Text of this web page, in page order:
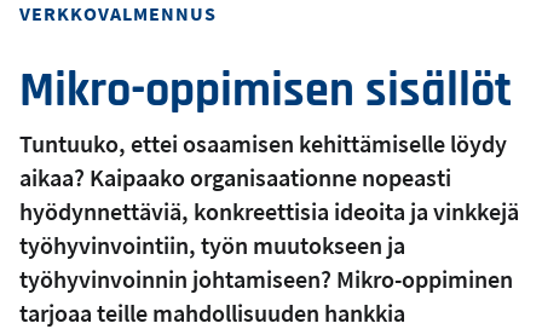
Toteutustapa
VERKKOVALMENNUS
Mikro-oppimisen sisällöt
Tuntuuko, ettei osaamisen kehittämiselle löydy
aikaa? Kaipaako organisaationne nopeasti
hyödynnettäviä, konkreettisia ideoita ja vinkkejä
työhyvinvointiin, työn muutokseen ja
työhyvinvoinnin johtamiseen? Mikro-oppiminen
tarjoaa teille mahdollisuuden hankkia